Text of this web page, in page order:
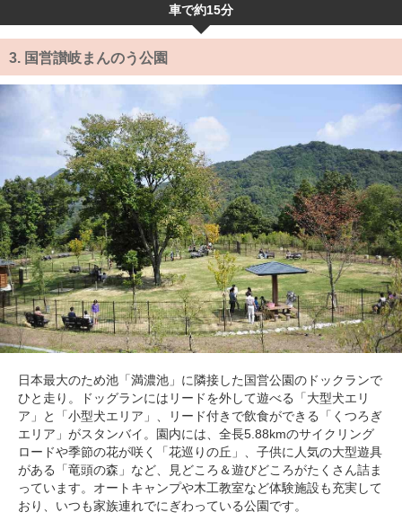
車で約15分
3. 国営讃岐まんのう公園
日本最大のため池「満濃池」に隣接した国営公園のドックランで
ひと走り。ドッグランにはリードを外して遊べる「大型犬エリ
ア」と「小型犬エリア」、リード付きで飲食ができる「くつろぎ
エリア」がスタンバイ。園内には、全長5.88kmのサイクリング
ロードや季節の花が咲く「花巡りの丘」、子供に人気の大型遊具
がある「竜頭の森」など、見どころ＆遊びどころがたくさん詰ま
っています。オートキャンプや木工教室など体験施設も充実して
おり、いつも家族連れでにぎわっている公園です。